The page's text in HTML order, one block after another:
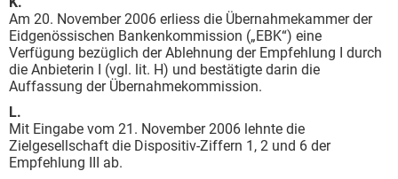
Am 20. November 2006 erliess die Übernahmekammer der
Eidgenössischen Bankenkommission („EBK“) eine
Verfügung bezüglich der Ablehnung der Empfehlung I durch
die Anbieterin I (vgl. lit. H) und bestätigte darin die
Auffassung der Übernahmekommission.
L.
Mit Eingabe vom 21. November 2006 lehnte die
Zielgesellschaft die Dispositiv-Ziffern 1, 2 und 6 der
Empfehlung III ab.